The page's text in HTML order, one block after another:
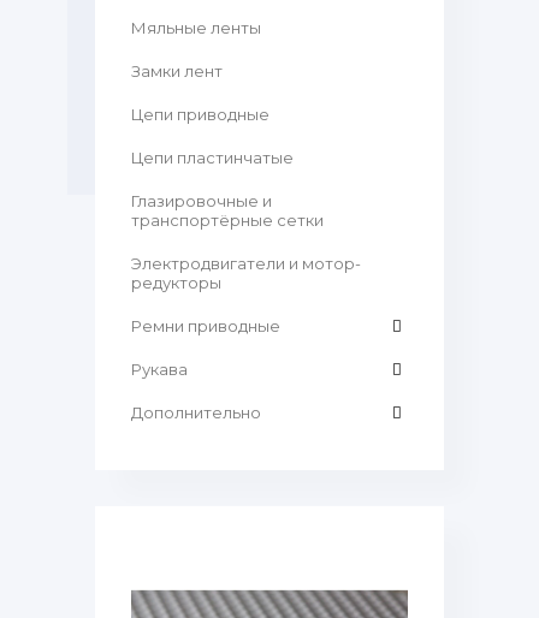
Мяльные ленты
Замки лент
Цепи приводные
Цепи пластинчатые
Глазировочные и
транспортёрные сетки
Электродвигатели и мотор-
редукторы
Ремни приводные
Рукава
Дополнительно